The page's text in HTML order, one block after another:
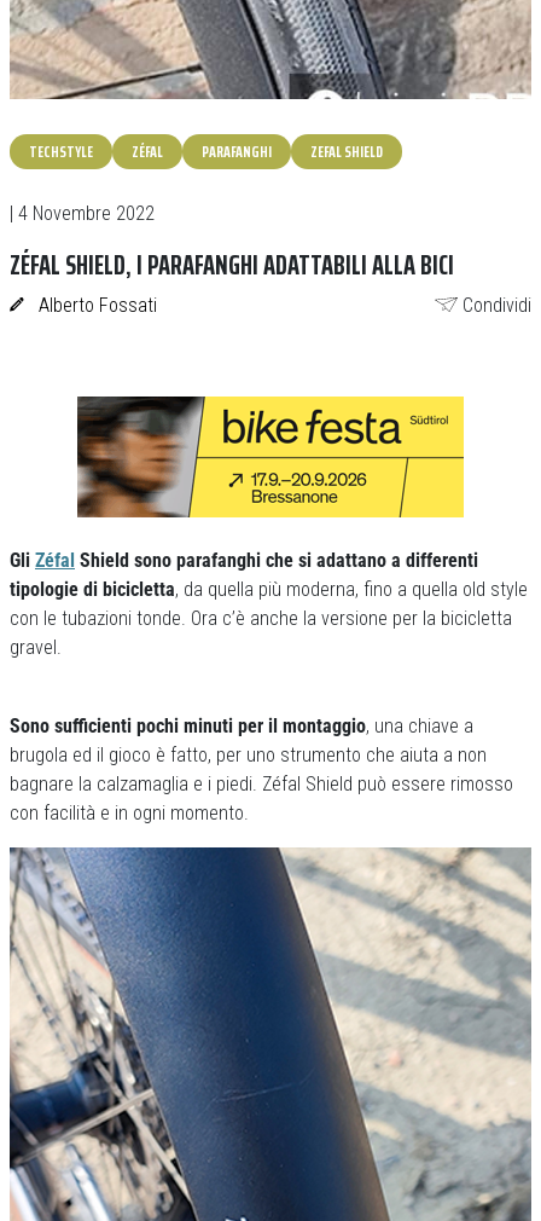
TECHSTYLE ZÉFAL PARAFANGHI ZEFAL SHIELD
| 4 Novembre 2022
ZÉFAL SHIELD, I PARAFANGHI ADATTABILI ALLA BICI
Alberto Fossati Condividi
Gli Zéfal Shield sono parafanghi che si adattano a differenti
tipologie di bicicletta, da quella più moderna, fino a quella old style
con le tubazioni tonde. Ora c’è anche la versione per la bicicletta
gravel.
Sono sufficienti pochi minuti per il montaggio, una chiave a
brugola ed il gioco è fatto, per uno strumento che aiuta a non
bagnare la calzamaglia e i piedi. Zéfal Shield può essere rimosso
con facilità e in ogni momento.